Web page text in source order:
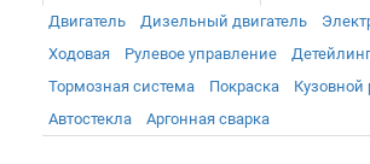
Двигатель
Дизельный двигатель
Ходовая
Рулевое управление
Детейлинг
Тормозная система
Покраска
Кузовной
Автостекла
Аргонная сварка